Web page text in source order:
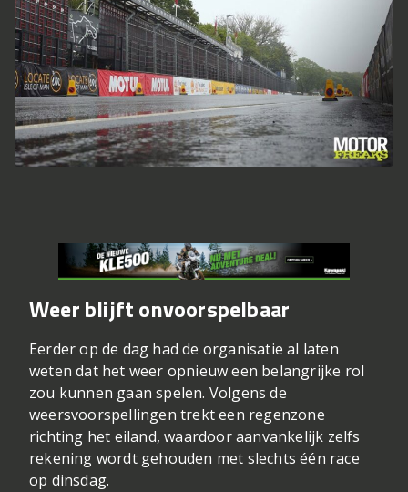
Weer blijft onvoorspelbaar
Eerder op de dag had de organisatie al laten
weten dat het weer opnieuw een belangrijke rol
zou kunnen gaan spelen. Volgens de
weersvoorspellingen trekt een regenzone
richting het eiland, waardoor aanvankelijk zelfs
rekening wordt gehouden met slechts één race
op dinsdag.